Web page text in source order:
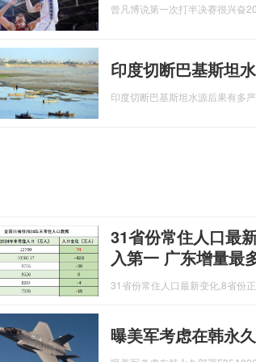
曾凡博说第一次打半决赛很兴奋
印度切断巴基斯坦
印度切断巴基斯坦水源后果有多
31省份常住人口最
入第一 广东增量最
31省份常住人口最新变化,8省份
曝美军考虑在韩永